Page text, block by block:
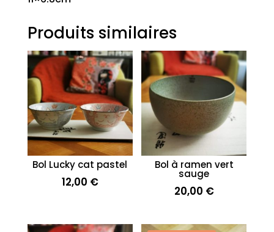
Produits similaires
Bol Lucky cat pastel
12,00 €
Bol à ramen vert
sauge
20,00 €